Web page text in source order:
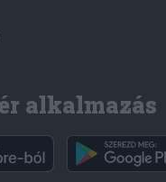
alkalmazás